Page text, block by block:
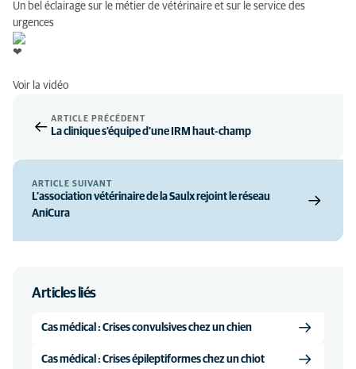
Un bel éclairage sur le métier de vétérinaire et sur le service des
urgences
Voir la vidéo
ARTICLE PRÉCÉDENT
La clinique s'équipe d'une IRM haut-champ
ARTICLE SUIVANT
L’association vétérinaire de la Saulx rejoint le réseau
AniCura
Articles liés
Cas médical : Crises convulsives chez un chien
Cas médical : Crises épileptiformes chez un chiot